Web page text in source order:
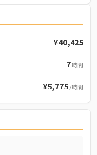
¥40,425
7時間
¥5,775/時間